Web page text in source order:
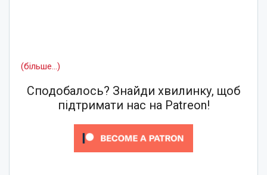
(більше…)
Сподобалось? Знайди хвилинку, щоб
підтримати нас на Patreon!